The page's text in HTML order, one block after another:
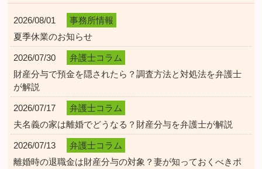
2026/08/01
事務所情報
夏季休業のお知らせ
2026/07/30
弁護士コラム
財産分与で預金を隠されたら？調査方法と対処法を弁護士
が解説
2026/07/17
弁護士コラム
夫名義の家は離婚でどうなる？財産分与を弁護士が解説
2026/07/13
弁護士コラム
離婚時の退職金は財産分与の対象？妻が知っておくべきポ